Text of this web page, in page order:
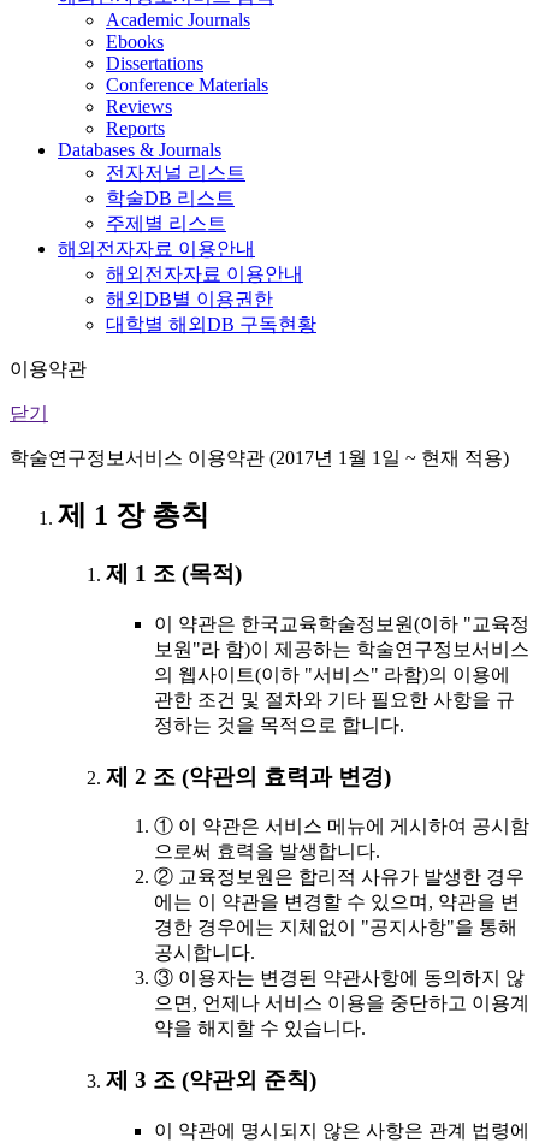
Academic Journals
Ebooks
Dissertations
Conference Materials
Reviews
Reports
Databases & Journals
전자저널 리스트
학술DB 리스트
주제별 리스트
해외전자자료 이용안내
해외전자자료 이용안내
해외DB별 이용권한
대학별 해외DB 구독현황
이용약관
닫기
학술연구정보서비스 이용약관 (2017년 1월 1일 ~ 현재 적용)
제 1 장 총칙
제 1 조 (목적)
이 약관은 한국교육학술정보원(이하 "교육정
보원"라 함)이 제공하는 학술연구정보서비스
의 웹사이트(이하 "서비스" 라함)의 이용에
관한 조건 및 절차와 기타 필요한 사항을 규
정하는 것을 목적으로 합니다.
제 2 조 (약관의 효력과 변경)
① 이 약관은 서비스 메뉴에 게시하여 공시함
으로써 효력을 발생합니다.
② 교육정보원은 합리적 사유가 발생한 경우
에는 이 약관을 변경할 수 있으며, 약관을 변
경한 경우에는 지체없이 "공지사항"을 통해
공시합니다.
③ 이용자는 변경된 약관사항에 동의하지 않
으면, 언제나 서비스 이용을 중단하고 이용계
약을 해지할 수 있습니다.
제 3 조 (약관외 준칙)
이 약관에 명시되지 않은 사항은 관계 법령에